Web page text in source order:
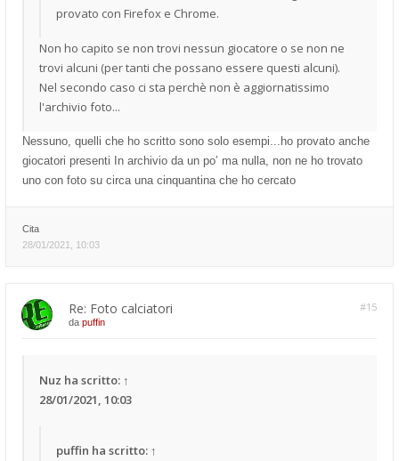
provato con Firefox e Chrome.
Non ho capito se non trovi nessun giocatore o se non ne
trovi alcuni (per tanti che possano essere questi alcuni).
Nel secondo caso ci sta perchè non è aggiornatissimo
l'archivio foto...
Nessuno, quelli che ho scritto sono solo esempi...ho provato anche
giocatori presenti In archivio da un po’ ma nulla, non ne ho trovato
uno con foto su circa una cinquantina che ho cercato
Cita
28/01/2021, 10:03
Re: Foto calciatori #15
da puffin
Nuz ha scritto: ↑
28/01/2021, 10:03
puffin ha scritto: ↑